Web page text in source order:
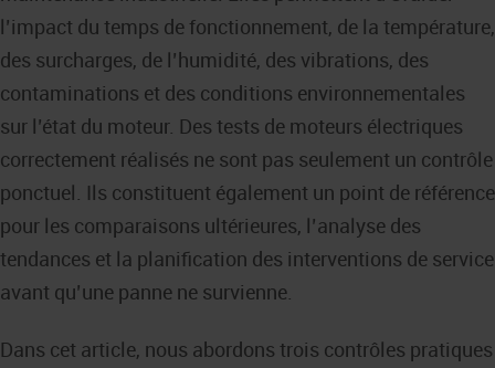
l’impact du temps de fonctionnement, de la température,
des surcharges, de l’humidité, des vibrations, des
contaminations et des conditions environnementales
sur l’état du moteur. Des tests de moteurs électriques
correctement réalisés ne sont pas seulement un contrôle
ponctuel. Ils constituent également un point de référence
pour les comparaisons ultérieures, l’analyse des
tendances et la planification des interventions de service
avant qu’une panne ne survienne.
Dans cet article, nous abordons trois contrôles pratiques